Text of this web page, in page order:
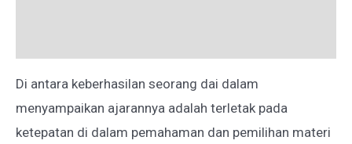
Di antara keberhasilan seorang dai dalam
menyampaikan ajarannya adalah terletak pada
ketepatan di dalam pemahaman dan pemilihan materi